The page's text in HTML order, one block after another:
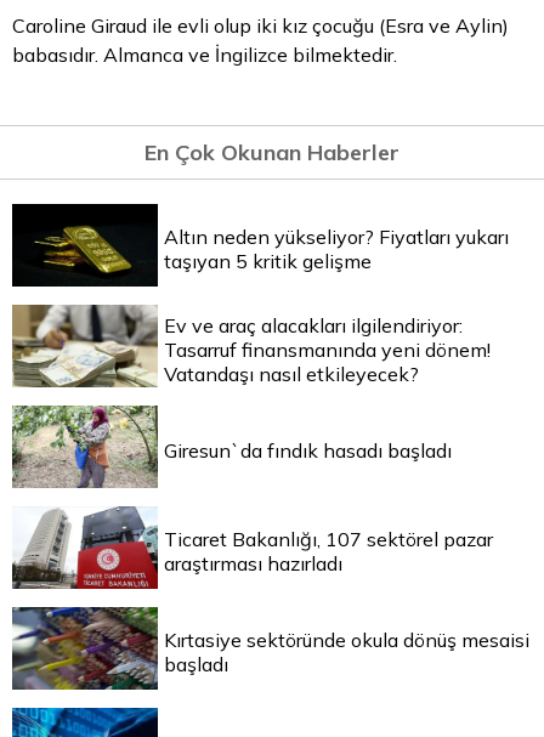
Caroline Giraud ile evli olup iki kız çocuğu (Esra ve Aylin)
babasıdır. Almanca ve İngilizce bilmektedir.
En Çok Okunan Haberler
Altın neden yükseliyor? Fiyatları yukarı
taşıyan 5 kritik gelişme
Ev ve araç alacakları ilgilendiriyor:
Tasarruf finansmanında yeni dönem!
Vatandaşı nasıl etkileyecek?
Giresun`da fındık hasadı başladı
Ticaret Bakanlığı, 107 sektörel pazar
araştırması hazırladı
Kırtasiye sektöründe okula dönüş mesaisi
başladı